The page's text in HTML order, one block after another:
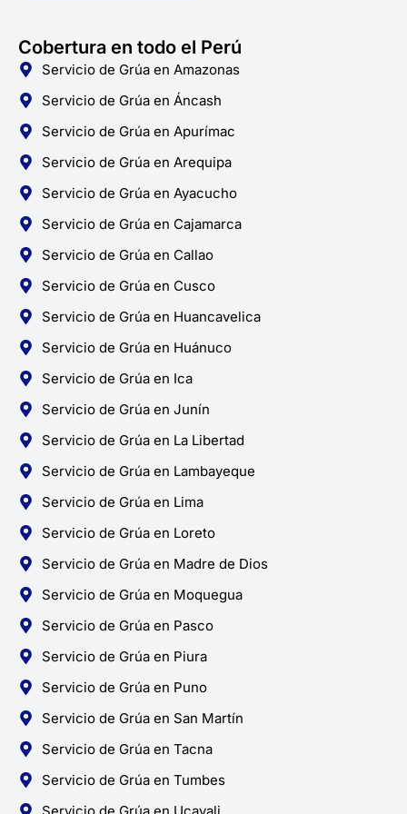
Cobertura en todo el Perú
Servicio de Grúa en Amazonas
Servicio de Grúa en Áncash
Servicio de Grúa en Apurímac
Servicio de Grúa en Arequipa
Servicio de Grúa en Ayacucho
Servicio de Grúa en Cajamarca
Servicio de Grúa en Callao
Servicio de Grúa en Cusco
Servicio de Grúa en Huancavelica
Servicio de Grúa en Huánuco
Servicio de Grúa en Ica
Servicio de Grúa en Junín
Servicio de Grúa en La Libertad
Servicio de Grúa en Lambayeque
Servicio de Grúa en Lima
Servicio de Grúa en Loreto
Servicio de Grúa en Madre de Dios
Servicio de Grúa en Moquegua
Servicio de Grúa en Pasco
Servicio de Grúa en Piura
Servicio de Grúa en Puno
Servicio de Grúa en San Martín
Servicio de Grúa en Tacna
Servicio de Grúa en Tumbes